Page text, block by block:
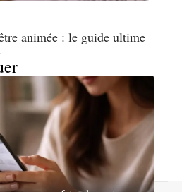
animée : le guide ultime